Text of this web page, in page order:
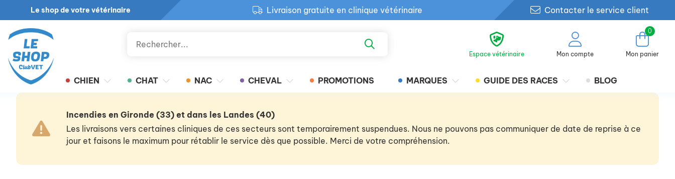
Le shop de votre vétérinaire
Livraison gratuite en clinique vétérinaire
Retour produit gratuit en clinique
Contacter le service client
Espace vétérinaire Mon compte
0
Mon panier
CHIEN CHAT NAC CHEVAL PROMOTIONS MARQUES GUIDE DES RACES BLOG
Incendies en Gironde (33) et dans les Landes (40)
Les livraisons vers certaines cliniques de ces secteurs sont temporairement suspendues. Nous ne pouvons pas communiquer de date de reprise à ce
jour et faisons le maximum pour rétablir le service dès que possible. Merci de votre compréhension.